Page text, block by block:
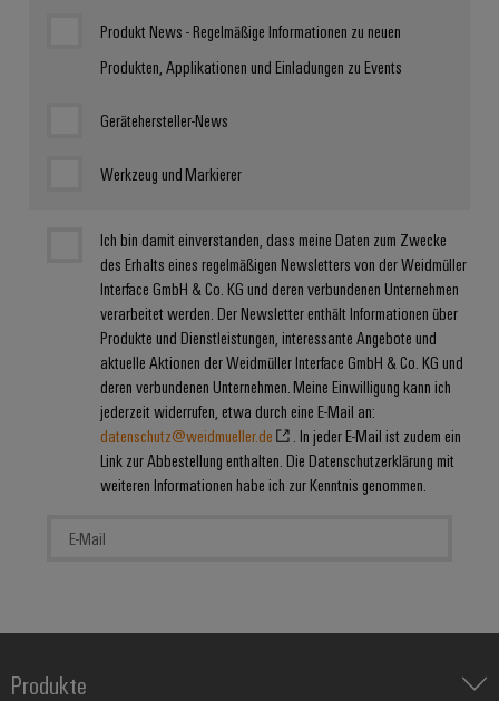
Produkt News - Regelmäßige Informationen zu neuen
Produkten, Applikationen und Einladungen zu Events
Gerätehersteller-News
Werkzeug und Markierer
Ich bin damit einverstanden, dass meine Daten zum Zwecke
des Erhalts eines regelmäßigen Newsletters von der Weidmüller
Interface GmbH & Co. KG und deren verbundenen Unternehmen
verarbeitet werden. Der Newsletter enthält Informationen über
Produkte und Dienstleistungen, interessante Angebote und
aktuelle Aktionen der Weidmüller Interface GmbH & Co. KG und
deren verbundenen Unternehmen. Meine Einwilligung kann ich
jederzeit widerrufen, etwa durch eine E-Mail an:
datenschutz@weidmueller.de
. In jeder E-Mail ist zudem ein
Link zur Abbestellung enthalten. Die Datenschutzerklärung mit
weiteren Informationen habe ich zur Kenntnis genommen.
Produkte